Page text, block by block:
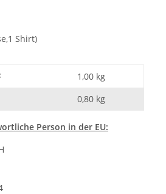
Shirt)
1,00 kg
0,80 kg
Person in der EU: